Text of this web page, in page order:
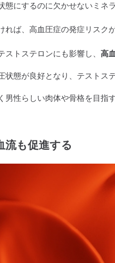
にするのに欠かせないミネラ
れば、高血圧症の発症リスク
ストステロンにも影響し、 高
態が良好となり、テストス
男性らしい肉体や骨格を目指
流も促進する